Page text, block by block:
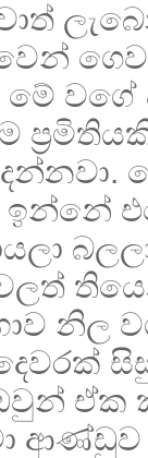
මේ
නිල
ඒක
ආණ්ඩුව